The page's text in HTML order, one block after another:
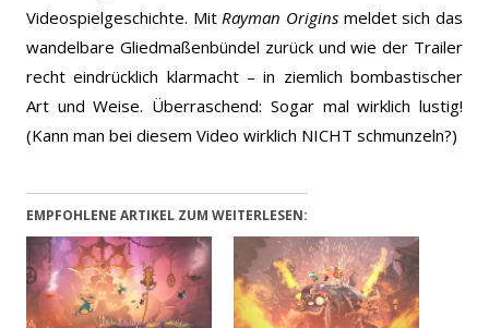
Videospielgeschichte. Mit Rayman Origins meldet sich das
wandelbare Gliedmaßenbündel zurück und wie der Trailer
recht eindrücklich klarmacht – in ziemlich bombastischer
Art und Weise. Überraschend: Sogar mal wirklich lustig!
(Kann man bei diesem Video wirklich NICHT schmunzeln?)
EMPFOHLENE ARTIKEL ZUM WEITERLESEN: